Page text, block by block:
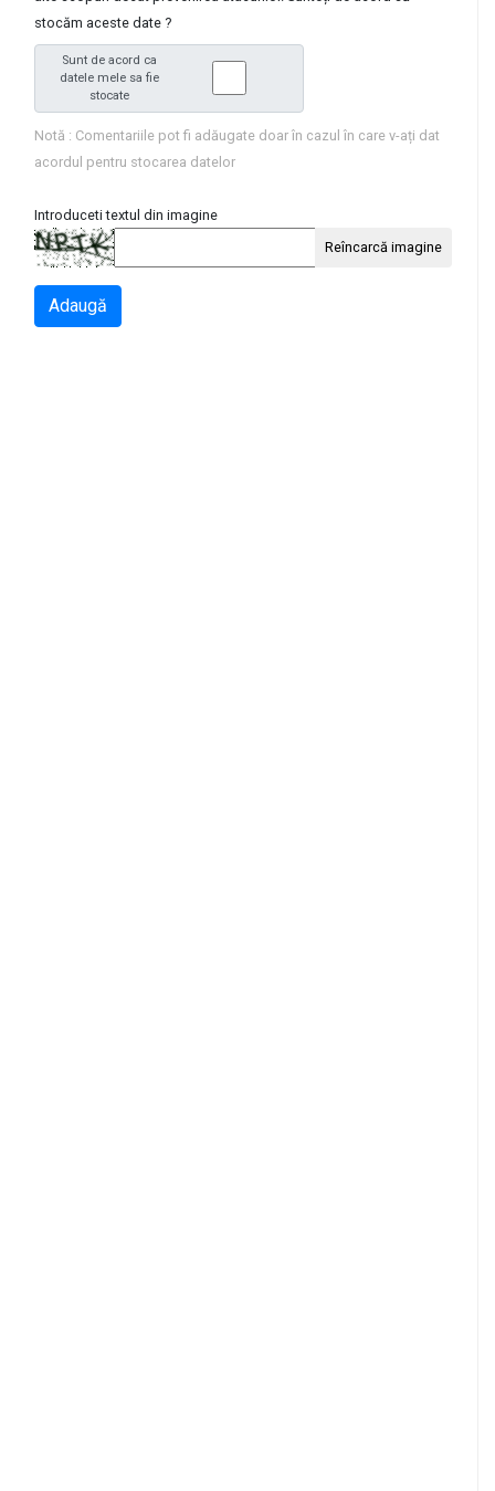
stocăm aceste date ?
Sunt de acord ca
datele mele sa fie
stocate
Notă : Comentariile pot fi adăugate doar în cazul în care v-ați dat
acordul pentru stocarea datelor
Introduceti textul din imagine
Reîncarcă imagine
Adaugă